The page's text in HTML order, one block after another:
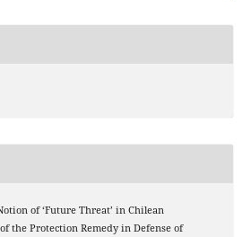
of ‘Future Threat’ in Chilean
the Protection Remedy in Defense of